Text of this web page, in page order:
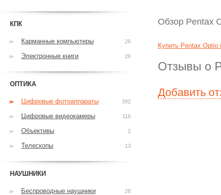
Обзор Pentax
Купить Pentax
Отзывы о
Добавить
КПК
Карманные компьютеры 26
Электронные книги 26
ОПТИКА
Цифровые фотоаппараты 392
Цифровые видеокамеры 116
Объективы 2
Телескопы 13
НАУШНИКИ
Беспроводные наушники 28